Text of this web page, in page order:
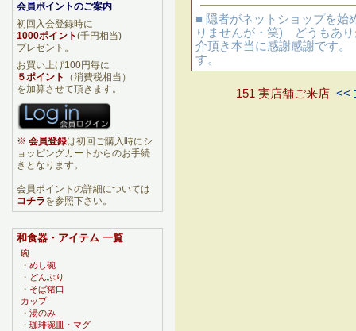
■ 隠者がネットショップを始
りませんが・笑) どうもあ
介頂き本当に感謝感謝です
す。
151 実店舗ご来店 <<
会員ポイントのご案内
初回入会登録時に
1000ポイント(千円相当)
プレゼント。
お買い上げ100円毎に
５ポイント
（消費税相当）
を加算させて頂きます。
※ 会員登録は初回ご購入時にシ
ョッピングカートからのお手続
きとなります。
会員ポイントの詳細については
コチラを参照下さい。
和食器・アイテム 一覧
碗
・ めし碗
・ どんぶり
・ そば猪口
カップ
・ 湯のみ
・ 珈琲碗皿・マグ